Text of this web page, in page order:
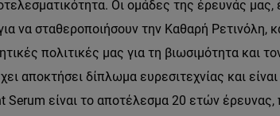
Οι ομάδες της έρευνάς μας,
να σταθεροποιήσουν την Καθαρή Ρετινόλη,
πολιτικές μας για τη βιωσιμότητα και
αποκτήσει δίπλωμα ευρεσιτεχνίας και
είναι το αποτέλεσμα 20 ετών έρευνας,